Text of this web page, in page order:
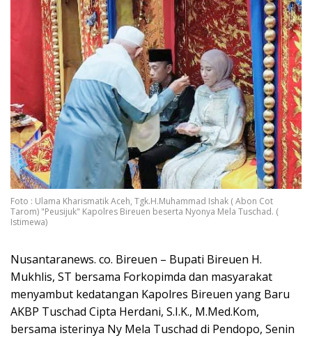
Foto : Ulama Kharismatik Aceh, Tgk.H.Muhammad Ishak ( Abon Cot
Tarom) "Peusijuk" Kapolres Bireuen beserta Nyonya Mela Tuschad. (
Istimewa)
Nusantaranews. co. Bireuen – Bupati Bireuen H.
Mukhlis, ST bersama Forkopimda dan masyarakat
menyambut kedatangan Kapolres Bireuen yang Baru
AKBP Tuschad Cipta Herdani, S.I.K., M.Med.Kom,
bersama isterinya Ny Mela Tuschad di Pendopo, Senin